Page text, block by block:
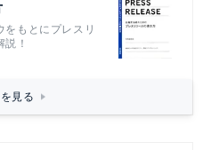
をもとにプレスリ
！
見る